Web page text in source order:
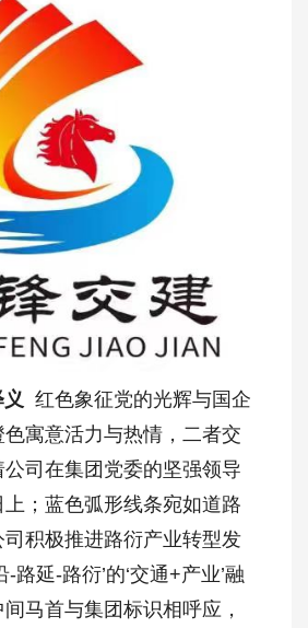
红色象征党的光辉与国企
寓意活力与热情，二者交
司在集团党委的坚强领导
；蓝色弧形线条宛如道路
积极推进路衍产业转型发
-路延-路衍’的‘交通+产业’融
马首与集团标识相呼应，